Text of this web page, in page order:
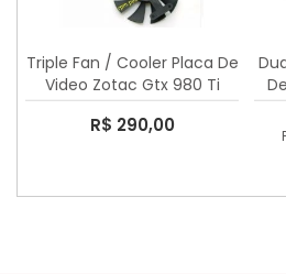
Triple Fan / Cooler Placa De
Video Zotac Gtx 980 Ti
Amp
R$ 290,00